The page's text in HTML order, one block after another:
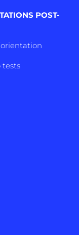
POST-
tests